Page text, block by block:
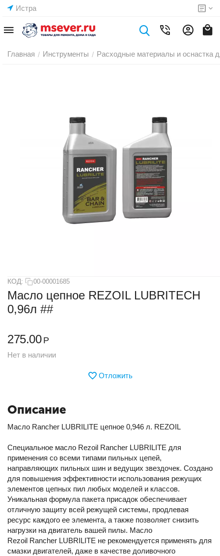
Истра
Главная / Инструменты / Расходные материалы и оснастка
КОД: 00-00001685
Масло цепное REZOIL LUBRITECH
0,96л ##
275.00 Р
Нет в наличии
Отложить
Описание
Масло Rancher LUBRILITE цепное 0,946 л. REZOIL
Специальное масло Rezoil Rancher LUBRILITE для
применения со всеми типами пильных цепей,
направляющих пильных шин и ведущих звездочек. Создано
для повышения эффективности использования режущих
элементов цепных пил любых моделей и классов.
Уникальная формула пакета присадок обеспечивает
отличную защиту всей режущей системы, продлевая
ресурс каждого ее элемента, а также позволяет снизить
нагрузки на двигатель вашей пилы. Масло
Rezoil Rancher LUBRILITE не рекомендуется применять для
смазки двигателей, даже в качестве доливочного